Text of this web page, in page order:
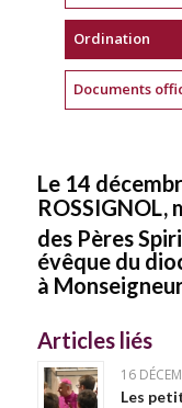
Ordination
Documents
Le 14
des Pères
évêque du
à
Articles liés
16
Les